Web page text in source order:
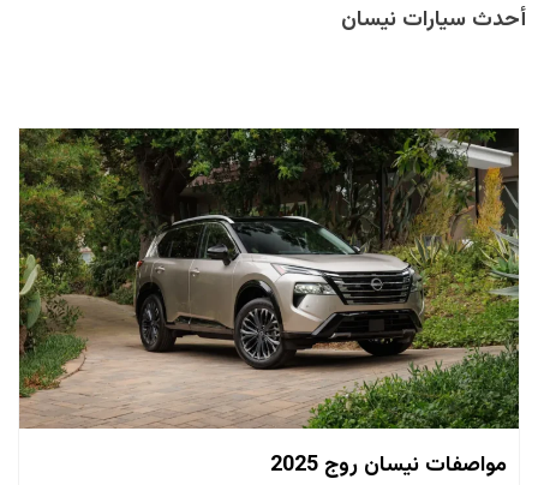
أحدث سيارات نيسان
مواصفات نيسان روج 2025